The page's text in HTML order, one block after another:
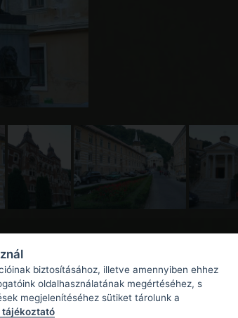
biztosításához, illetve amennyiben ehhez
oldalhasználatának megértéséhez, s
megjelenítéséhez sütiket tárolunk a